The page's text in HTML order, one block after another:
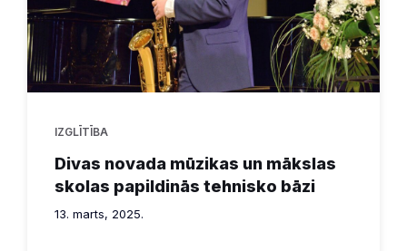
IZGLĪTĪBA
Divas novada mūzikas un mākslas
skolas papildinās tehnisko bāzi
13. marts, 2025.